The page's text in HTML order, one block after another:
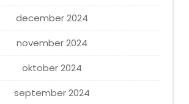
december 2024
november 2024
oktober 2024
september 2024